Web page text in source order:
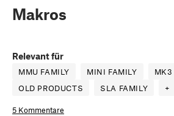
Makros
Relevant für
MMU FAMILY MINI FAMILY
MK3
OLD PRODUCTS
SLA FAMILY +
5 Kommentare